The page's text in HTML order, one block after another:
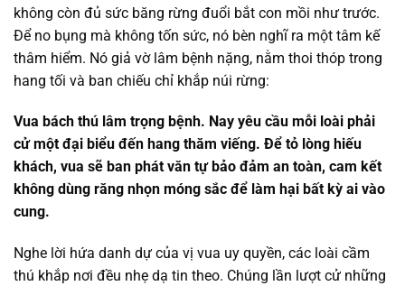
không còn đủ sức băng rừng đuổi bắt con mồi như trước.
Để no bụng mà không tốn sức, nó bèn nghĩ ra một tâm kế
thâm hiểm. Nó giả vờ lâm bệnh nặng, nằm thoi thóp trong
hang tối và ban chiếu chỉ khắp núi rừng:
Vua bách thú lâm trọng bệnh. Nay yêu cầu mỗi loài phải
cử một đại biểu đến hang thăm viếng. Để tỏ lòng hiếu
khách, vua sẽ ban phát văn tự bảo đảm an toàn, cam kết
không dùng răng nhọn móng sắc để làm hại bất kỳ ai vào
cung.
Nghe lời hứa danh dự của vị vua uy quyền, các loài cầm
thú khắp nơi đều nhẹ dạ tin theo. Chúng lần lượt cử những